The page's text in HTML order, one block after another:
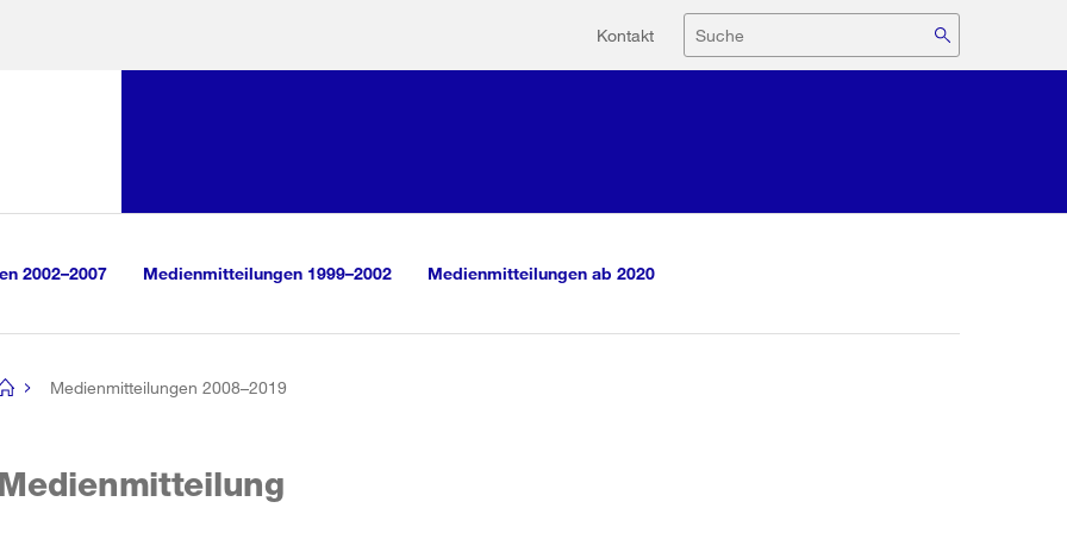
Hilfsnavigation
Kontakt Suche
2002–2007 Medienmitteilungen 1999–2002 Medienmitteilungen ab 2020
Medienmitteilungen 2008–2019